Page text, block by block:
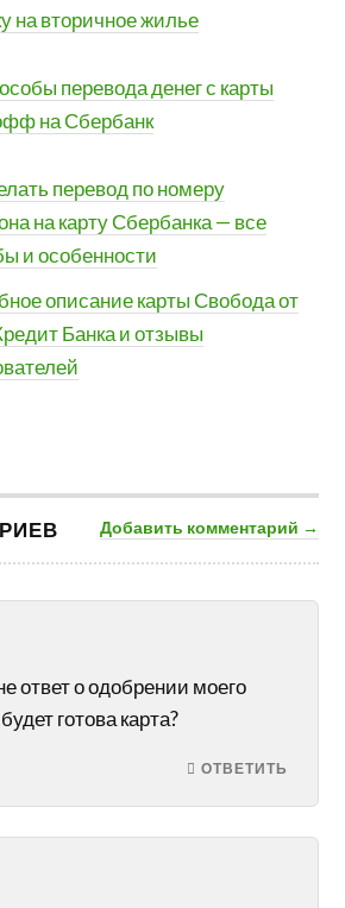
на вторичное жилье
перевода денег с карты
на Сбербанк
перевод по номеру
на карту Сбербанка — все
и особенности
описание карты Свобода от
Банка и отзывы
Добавить комментарий →
ответ о одобрении моего
готова карта?
ОТВЕТИТЬ